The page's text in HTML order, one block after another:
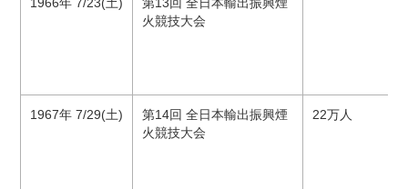
火競技大会
1967年 7/29(土)
第14回 全日本輸出振興煙
火競技大会
22万人